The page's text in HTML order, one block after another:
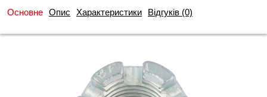
Основне Опис Характеристики Відгуків (0)